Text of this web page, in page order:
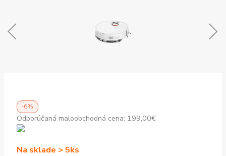
-6%
Odporúčaná maloobchodná cena: 199,00€
Na sklade > 5ks